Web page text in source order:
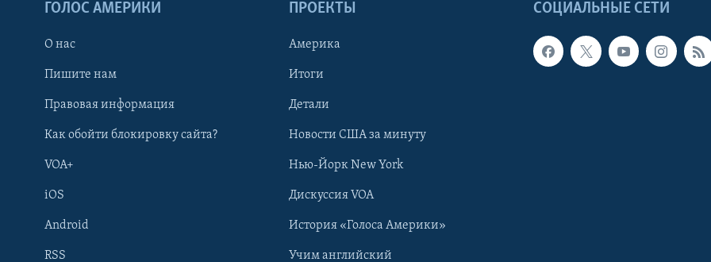
СОЦИАЛЬНЫЕ СЕТИ
ГОЛОС АМЕРИКИ
О нас
Пишите нам
Правовая информация
Как обойти блокировку сайта?
VOA+
iOS
Android
RSS
ПРОЕКТЫ
Америка
Итоги
Детали
Новости США за минуту
Нью-Йорк New York
Дискуссия VOA
История «Голоса Америки»
Учим английский